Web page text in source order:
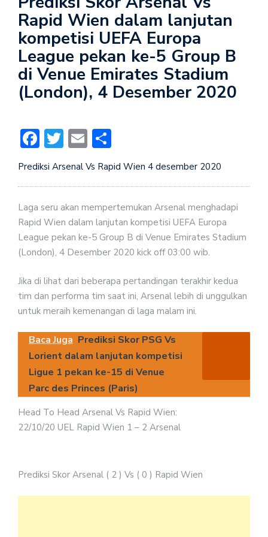
Rapid Wien dalam lanjutan
kompetisi UEFA Europa
League pekan ke-5 Group B
di Venue Emirates Stadium
(London), 4 Desember 2020
Facebook
Twitter
Email
Prediksi Arsenal Vs Rapid Wien 4 desember 2020
Laga seru akan mempertemukan Arsenal menghadapi
Rapid Wien dalam lanjutan kompetisi UEFA Europa
League pekan ke-5 Group B di Venue Emirates Stadium
(London), 4 Desember 2020 kick off 03:00 wib.
Jika di lihat dari beberapa pertandingan terakhir kedua
tim dan performa tim saat ini, Arsenal lebih di unggulkan
untuk meraih kemenangan di laga malam ini.
Baca Juga Prediksi Skor PSG Vs
Lorient dalam lanjutan kompetisi
Ligue 1 pekan ke-15 di Venue
Parc des Princes (Paris)
Head To Head Arsenal Vs Rapid Wien:
22/10/20 UEL Rapid Wien 1 – 2 Arsenal
Prediksi Skor Arsenal ( 2 ) Vs ( 0 ) Rapid Wien